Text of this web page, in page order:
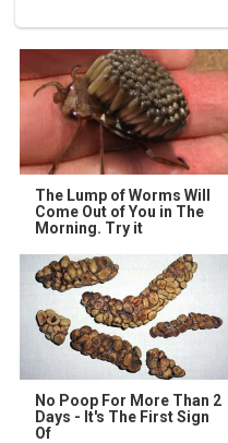
The Lump of Worms Will
Come Out of You in The
Morning. Try it
No Poop For More Than 2
Days - It's The First Sign
Of